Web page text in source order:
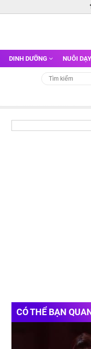
DINH DƯỠNG NUÔI
CÓ THỂ BẠN